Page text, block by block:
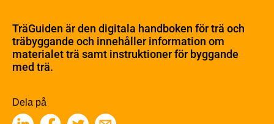
Skogsbruk
Barrträdets uppbyggnad
Träets egenskaper och kvalitet
Träbaserade produkter
Kemisk behandling
TräGuiden är den digitala handboken för trä och
träbyggande och innehåller information om
materialet trä samt instruktioner för byggande
med trä.
Dela på